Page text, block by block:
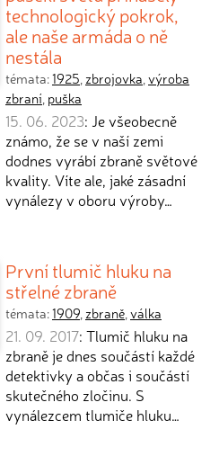
technologický pokrok,
ale naše armáda o ně
nestála
témata:1925, zbrojovka,výroba
zbraní, puška
15. 06. 2023: Je všeobecně
známo, že se v naší zemi
dodnes vyrábí zbraně světové
kvality. Víte ale, jaké zásadní
vynálezy v oboru výroby…
První tlumič hluku na
střelné zbraně
témata:1909, zbraně,válka
21. 09. 2017: Tlumič hluku na
zbraně je dnes součástí každé
detektivky a občas i součástí
skutečného zločinu. S
vynálezcem tlumiče hluku…